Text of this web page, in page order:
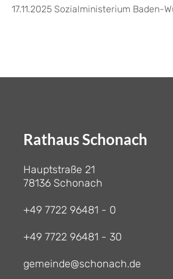
17.11.2025 Sozialministerium Baden-
Rathaus Schonach
Hauptstraße 21
78136 Schonach
+49 7722 96481 - 0
+49 7722 96481 - 30
gemeinde@schonach.de